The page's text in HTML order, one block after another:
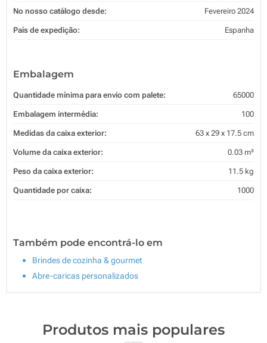
No nosso catálogo desde: Fevereiro 2024
País de expedição: Espanha
Embalagem
Quantidade mínima para envio com palete: 65000
Embalagem intermédia: 100
Medidas da caixa exterior: 63 x 29 x 17.5 cm
Volume da caixa exterior: 0.03 m³
Peso da caixa exterior: 11.5 kg
Quantidade por caixa: 1000
Também pode encontrá-lo em
Brindes de cozinha & gourmet
Abre-caricas personalizados
Produtos mais populares